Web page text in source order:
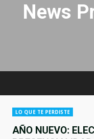
News
LO QUE TE PERDISTE
AÑO NUEVO: